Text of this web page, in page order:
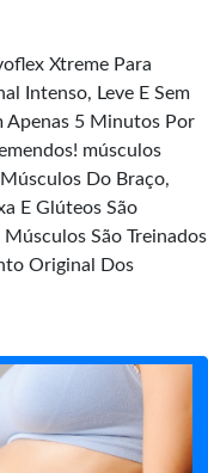
Xtreme Para
Intenso, Leve E Sem
Apenas 5 Minutos Por
músculos
Do Braço,
E Glúteos São
São Treinados
Original Dos